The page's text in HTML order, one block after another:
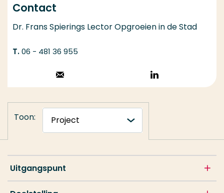
Contact
Dr. Frans Spierings Lector Opgroeien in de Stad
06 - 481 36 955
Stuur een email
Volg op
LinkedIn
Toon:
Uitgangspunt